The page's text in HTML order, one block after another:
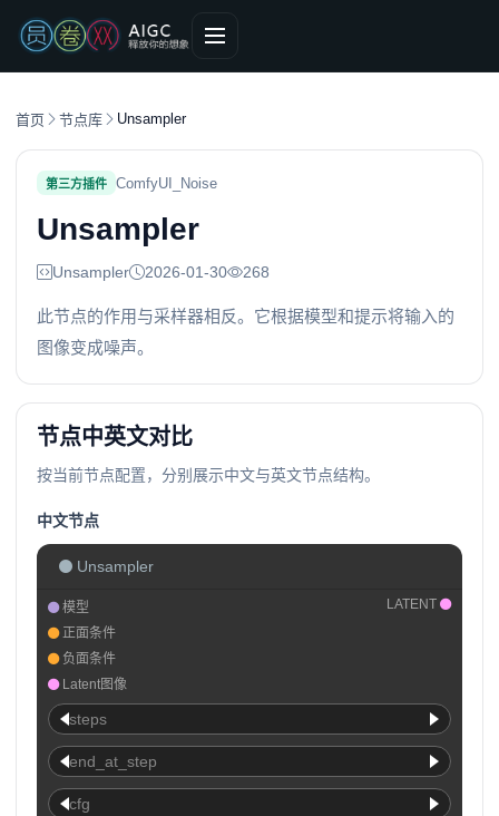
首页 节点库 Unsampler
第三方插件 ComfyUI_Noise
Unsampler
Unsampler 2026-01-30 268
此节点的作用与采样器相反。它根据模型和提示将输入的
图像变成噪声。
节点中英文对比
按当前节点配置，分别展示中文与英文节点结构。
中文节点
Unsampler
模型
正面条件
负面条件
Latent图像
LATENT
steps
end_at_step
cfg